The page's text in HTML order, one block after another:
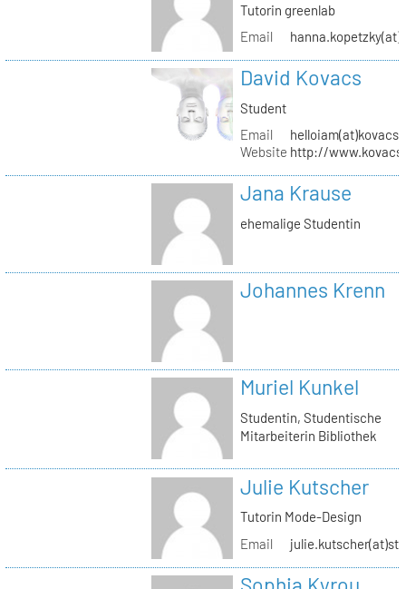
Tutorin greenlab
Email
David Kovacs
Student
Email
Website http://
Jana Krause
ehemalige Studentin
Johannes Krenn
Muriel Kunkel
Studentin, Studentische
Mitarbeiterin Bibliothek
Julie Kutscher
Tutorin Mode-Design
Email